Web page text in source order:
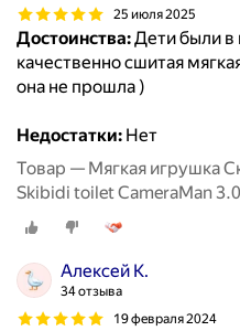
25 июля 2025
Достоинства:Дети были в
качественно сшитая
она не прошла )
Недостатки: Нет
Товар — Мягкая игрушка
Skibidi toilet CameraMan
Алексей К.
34 отзыва
19 февраля 2024